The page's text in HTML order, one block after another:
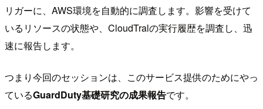
リガーに、AWS環境を自動的に調査します。影響を受けて
いるリソースの状態や、CloudTralの実行履歴を調査し、迅
速に報告します。
つまり今回のセッションは、このサービス提供のためにやっ
ているGuardDuty基礎研究の成果報告です。